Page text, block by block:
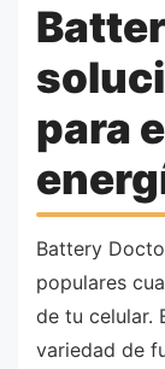
para
Battery
populares
de tu celular.
variedad de